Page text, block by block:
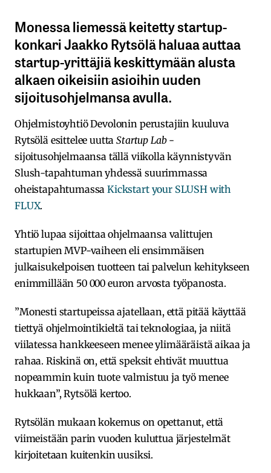
Monessa liemessä keitetty startup-
konkari Jaakko Rytsölä haluaa auttaa
startup-yrittäjiä keskittymään alusta
alkaen oikeisiin asioihin uuden
sijoitusohjelmansa avulla.
Ohjelmistoyhtiö Devolonin perustajiin kuuluva
Rytsölä esittelee uuttaStartup Lab-
sijoitusohjelmaansa tällä viikolla käynnistyvän
Slush-tapahtuman yhdessä suurimmassa
oheistapahtumassaKickstart your SLUSH with
FLUX.
Yhtiö lupaa sijoittaa ohjelmaansa valittujen
startupien MVP-vaiheen eli ensimmäisen
julkaisukelpoisen tuotteen tai palvelun kehitykseen
enimmillään 50 000 euron arvosta työpanosta.
”Monesti startupeissa ajatellaan, että pitää käyttää
tiettyä ohjelmointikieltä tai teknologiaa, ja niitä
viilatessa hankkeeseen menee ylimääräistä aikaa ja
rahaa. Riskinä on, että speksit ehtivät muuttua
nopeammin kuin tuote valmistuu ja työ menee
hukkaan”, Rytsölä kertoo.
Rytsölän mukaan kokemus on opettanut, että
viimeistään parin vuoden kuluttua järjestelmät
kirjoitetaan kuitenkin uusiksi.